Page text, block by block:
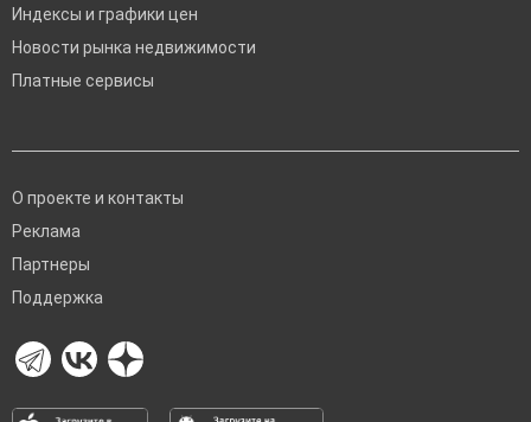
Индексы и графики цен
Новости рынка недвижимости
Платные сервисы
О проекте и контакты
Реклама
Партнеры
Поддержка